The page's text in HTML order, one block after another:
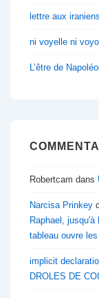
lettre aux
ni voyelle ni
L’être de
Robertcam dans
Narcisa Prinkey
Raphael,
tableau ouvre
implicit
DROLES DE